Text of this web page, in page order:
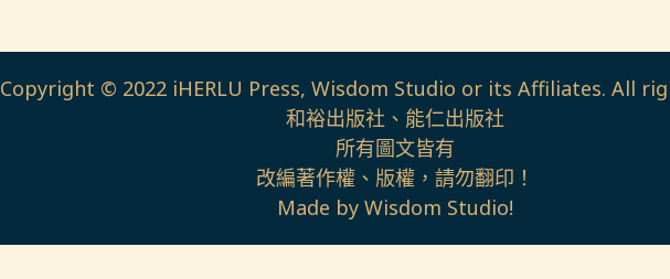
Copyright © 2022 iHERLU Press, Wisdom Studio or its Affiliates. All
和裕出版社、能仁出版社
所有圖文皆有
改編著作權、版權，請勿翻印！
Made by Wisdom Studio!